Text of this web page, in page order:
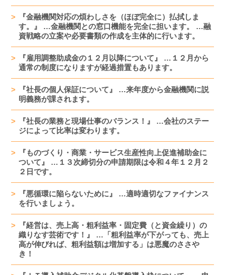
『金融機関対応の煩わしさを（ほぼ完全に）払拭しま
す。』 …金融機関との窓口機能を完全に担います。 …融
資戦略の立案や必要書類の作成を主体的に行います。
『雇用調整助成金の１２月以降について』 …１２月から
通常の制度になりますが経過措置もあります。
『社長の個人保証について』 …来年度から金融機関に説
明義務が課されます。
『社長の業務と現場仕事のバランス！』 …会社のステー
ジによって比率は変わります。
『ものづくり・商業・サービス生産性向上促進補助金に
ついて』 …１３次締切分の申請期限は令和４年１２月２
２日です。
『悪循環に陥らないために』 …適時適切なファイナンス
を行いましょう。
『経営は、売上高・粗利益率・固定費（と資金繰り）の
織りなす芸術です！』 …「粗利益率が下がっても、売上
高が伸びれば、粗利益額は増加する」は悪魔のささや
き！